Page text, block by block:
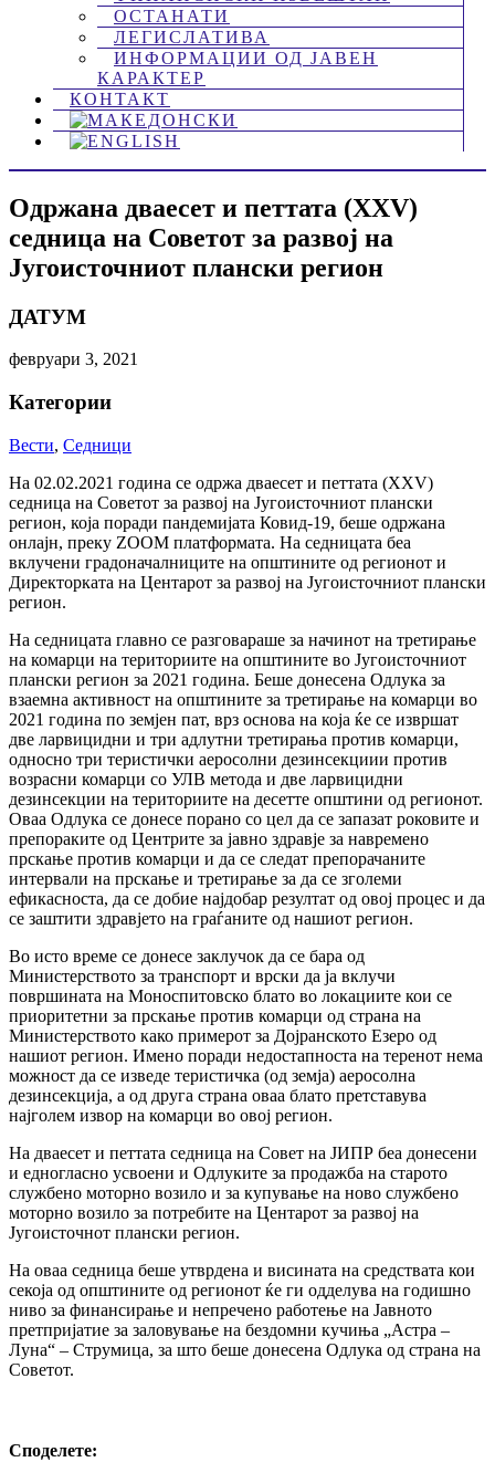
ОСТАНАТИ
ЛЕГИСЛАТИВА
ИНФОРМАЦИИ ОД ЈАВЕН
КАРАКТЕР
КОНТАКТ
Одржана дваесет и петтата (XXV)
седница на Советот за развој на
Југоисточниот плански регион
ДАТУМ
февруари 3, 2021
Категории
Вести, Седници
На 02.02.2021 година се одржа дваесет и петтата (XXV)
седница на Советот за развој на Југоисточниот плански
регион, која поради пандемијата Ковид-19, беше одржана
онлајн, преку ZOOM платформата. На седницата беа
вклучени градоначалниците на општините од регионот и
Директорката на Центарот за развој на Југоисточниот плански
регион.
На седницата главно се разговараше за начинот на третирање
на комарци на териториите на општините во Југоисточниот
плански регион за 2021 година. Беше донесена Одлука за
взаемна активност на општините за третирање на комарци во
2021 година по земјен пат, врз основа на која ќе се извршат
две ларвицидни и три адлутни третирања против комарци,
односно три теристички аеросолни дезинсекциии против
возрасни комарци со УЛВ метода и две ларвицидни
дезинсекции на териториите на десетте општини од регионот.
Оваа Одлука се донесе порано со цел да се запазат роковите и
препораките од Центрите за јавно здравје за навремено
прскање против комарци и да се следат препорачаните
интервали на прскање и третирање за да се зголеми
ефикасноста, да се добие најдобар резултат од овој процес и да
се заштити здравјето на граѓаните од нашиот регион.
Во исто време се донесе заклучок да се бара од
Министерството за транспорт и врски да ја вклучи
површината на Моноспитовско блато во локациите кои се
приоритетни за прскање против комарци од страна на
Министерството како примерот за Дојранското Езеро од
нашиот регион. Имено поради недостапноста на теренот нема
можност да се изведе теристичка (од земја) аеросолна
дезинсекција, а од друга страна оваа блато претставува
најголем извор на комарци во овој регион.
На дваесет и петтата седница на Совет на ЈИПР беа донесени
и едногласно усвоени и Одлуките за продажба на старото
службено моторно возило и за купување на ново службено
моторно возило за потребите на Центарот за развој на
Југоисточнот плански регион.
На оваа седница беше утврдена и висината на средствата кои
секоја од општините од регионот ќе ги одделува на годишно
ниво за финансирање и непречено работење на Јавното
претпријатие за заловување на бездомни кучиња „Астра –
Луна“ – Струмица, за што беше донесена Одлука од страна на
Советот.
Споделeте: